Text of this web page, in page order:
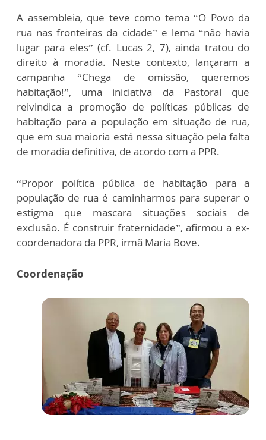
A assembleia, que teve como tema “O Povo da
rua nas fronteiras da cidade” e lema “não havia
lugar para eles” (cf. Lucas 2, 7), ainda tratou do
direito à moradia. Neste contexto, lançaram a
campanha “Chega de omissão, queremos
habitação!”, uma iniciativa da Pastoral que
reivindica a promoção de políticas públicas de
habitação para a população em situação de rua,
que em sua maioria está nessa situação pela falta
de moradia definitiva, de acordo com a PPR.
“Propor política pública de habitação para a
população de rua é caminharmos para superar o
estigma que mascara situações sociais de
exclusão. É construir fraternidade”, afirmou a ex-
coordenadora da PPR, irmã Maria Bove.
Coordenação